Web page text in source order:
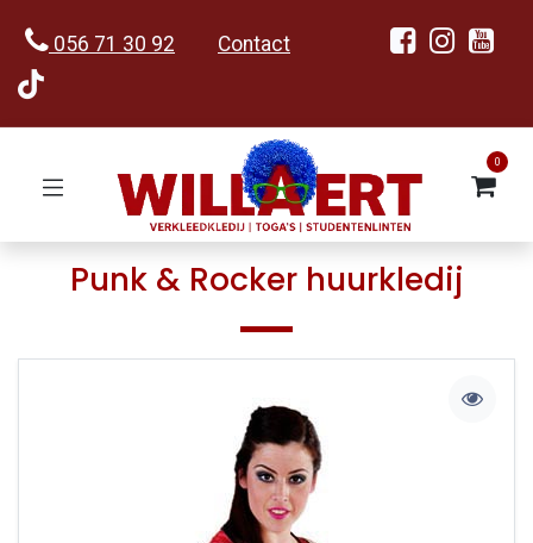
056 71 30 92 Contact
0
Punk & Rocker huurkledij